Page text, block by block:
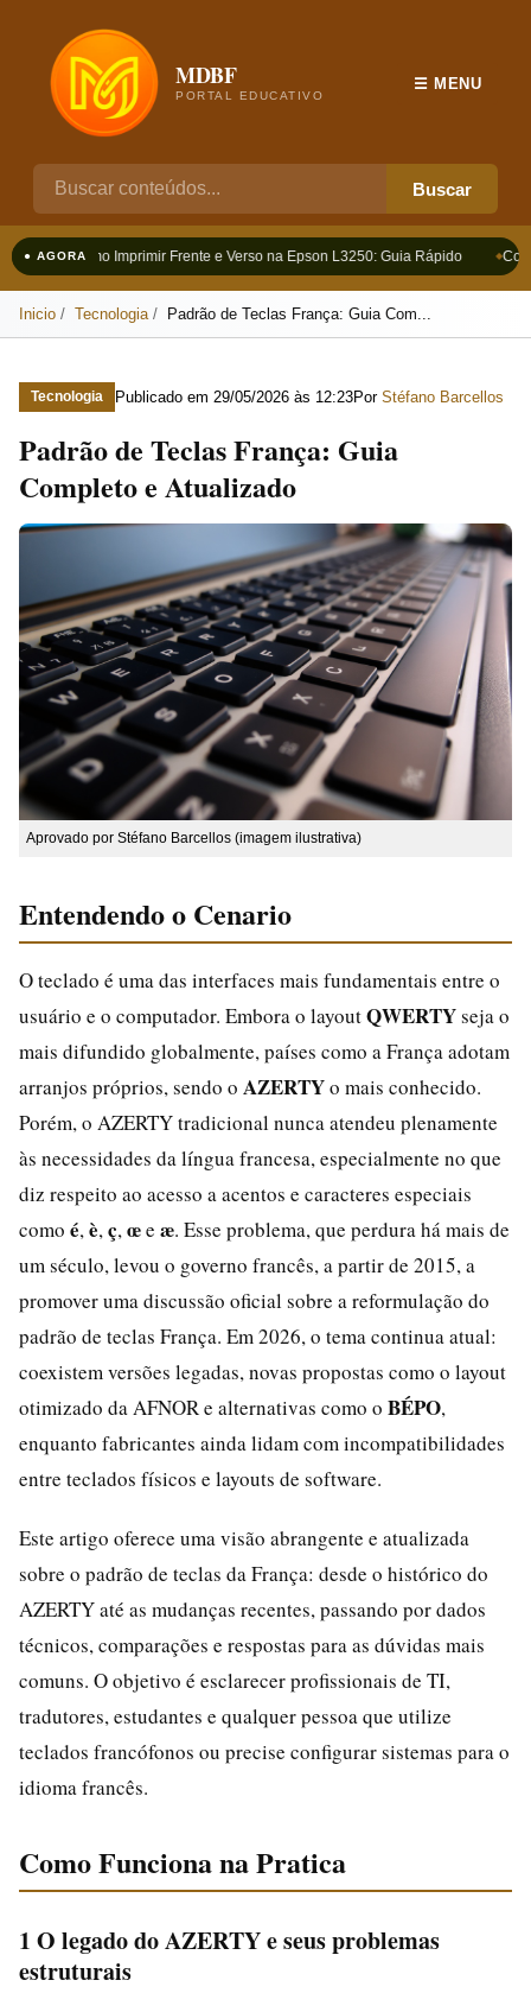
MDBF
PORTAL EDUCATIVO
Buscar
☰ MENU
● AGORAComo Imprimir Frente e Verso na Epson L3250: Guia Rápido
Inicio Tecnologia Padrão de Teclas França: Guia Com...
Tecnologia Publicado em 29/05/2026 às 12:23Por Stéfano Barcellos
Padrão de Teclas França: Guia
Completo e Atualizado
Aprovado por Stéfano Barcellos (imagem ilustrativa)
Entendendo o Cenario
O teclado é uma das interfaces mais fundamentais entre o
usuário e o computador. Embora o layoutQWERTYseja o
mais difundido globalmente, países como a França adotam
arranjos próprios, sendo o AZERTYo mais conhecido.
Porém, o AZERTY tradicional nunca atendeu plenamente
às necessidades da língua francesa, especialmente no que
diz respeito ao acesso a acentos e caracteres especiais
como é, è, ç, œe æ. Esse problema, que perdura há mais de
um século, levou o governo francês, a partir de 2015, a
promover uma discussão oficial sobre a reformulação do
padrão de teclas França. Em 2026, o tema continua atual:
coexistem versões legadas, novas propostas como o layout
otimizado da AFNOR e alternativas como o BÉPO,
enquanto fabricantes ainda lidam com incompatibilidades
entre teclados físicos e layouts de software.
Este artigo oferece uma visão abrangente e atualizada
sobre o padrão de teclas da França: desde o histórico do
AZERTY até as mudanças recentes, passando por dados
técnicos, comparações e respostas para as dúvidas mais
comuns. O objetivo é esclarecer profissionais de TI,
tradutores, estudantes e qualquer pessoa que utilize
teclados francófonos ou precise configurar sistemas para o
idioma francês.
Como Funciona na Pratica
1 O legado do AZERTY e seus problemas
estruturais